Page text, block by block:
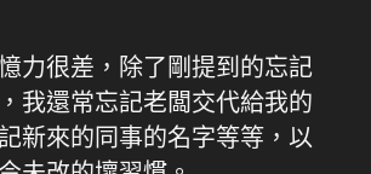
力很差，除了剛提到的忘記
我還常忘記老闆交代給我的
新來的同事的名字等等，以